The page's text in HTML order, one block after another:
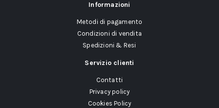
Informazioni
Metodi di pagamento
Condizioni di vendita
Spedizioni & Resi
Servizio clienti
Contatti
Privacy policy
Cookies Policy